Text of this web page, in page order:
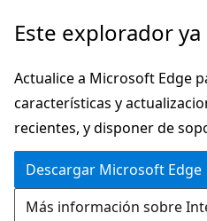
Ir
contenido
principal
Este explorador
Actualice a Microsoft Edge
características y
recientes, y disponer de
Descargar Microsoft Edge
Más información sobre